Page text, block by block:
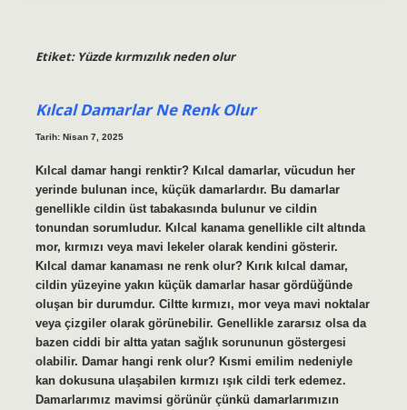
Etiket: Yüzde kırmızılık neden olur
Kılcal Damarlar Ne Renk Olur
Tarih: Nisan 7, 2025
Kılcal damar hangi renktir? Kılcal damarlar, vücudun her
yerinde bulunan ince, küçük damarlardır. Bu damarlar
genellikle cildin üst tabakasında bulunur ve cildin
tonundan sorumludur. Kılcal kanama genellikle cilt altında
mor, kırmızı veya mavi lekeler olarak kendini gösterir.
Kılcal damar kanaması ne renk olur? Kırık kılcal damar,
cildin yüzeyine yakın küçük damarlar hasar gördüğünde
oluşan bir durumdur. Ciltte kırmızı, mor veya mavi noktalar
veya çizgiler olarak görünebilir. Genellikle zararsız olsa da
bazen ciddi bir altta yatan sağlık sorununun göstergesi
olabilir. Damar hangi renk olur? Kısmi emilim nedeniyle
kan dokusuna ulaşabilen kırmızı ışık cildi terk edemez.
Damarlarımız mavimsi görünür çünkü damarlarımızın